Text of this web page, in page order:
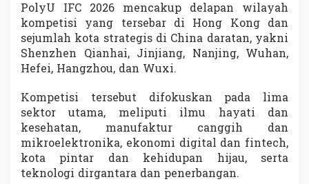
a
r
I
n
t
e
n
a
s
i
o
n
a
PolyU IFC 2026 mencakup delapan wilayah
kompetisi yang tersebar di Hong Kong dan
sejumlah kota strategis di China daratan, yakni
Shenzhen Qianhai, Jinjiang, Nanjing, Wuhan,
Hefei, Hangzhou, dan Wuxi.
Kompetisi tersebut difokuskan pada lima
sektor utama, meliputi ilmu hayati dan
kesehatan, manufaktur canggih dan
mikroelektronika, ekonomi digital dan fintech,
kota pintar dan kehidupan hijau, serta
teknologi dirgantara dan penerbangan.